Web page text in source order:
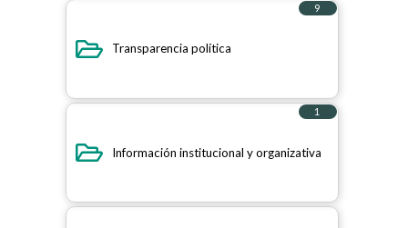
9
Transparencia política
1
Información institucional y organizativa